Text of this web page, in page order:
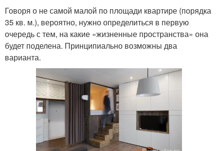
Говоря о не самой малой по площади квартире (порядка
35 кв. м.), вероятно, нужно определиться в первую
очередь с тем, на какие «жизненные пространства» она
будет поделена. Принципиально возможны два
варианта.